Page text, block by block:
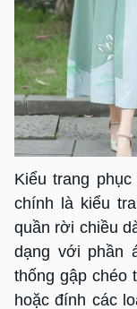
Kiểu trang
chính là kiểu
quần rời chiều
dạng với phần
thống gập chéo
hoặc đính các